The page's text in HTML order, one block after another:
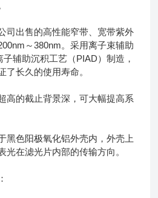
司出售的高性能窄带、宽带紫外
～380nm。采用离子束辅助
辅助沉积工艺（PIAD）制造，
了长久的使用寿命。
高的截止背景深，可大幅提高系
黑色阳极氧化铝外壳内，外壳上
光在滤光片内部的传输方向。